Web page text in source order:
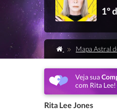
1º
Mapa Astral
Veja sua
com Rita Lee!
Rita Lee Jones